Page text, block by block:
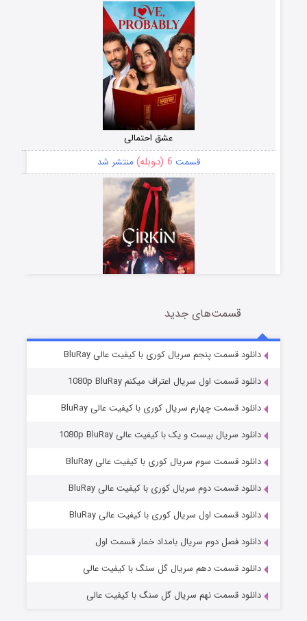
عشق احتمالی
قسمت 6 (دوبله) منتشر شد
سریال زشت
قسمت5 (زیرنویس) منتشر شد
وستی ها
قسمت1 (زیرنویس) منتشر شد
قسمت‌های جدید
دانلود قسمت پنجم سریال کوری با کیفیت عالی BluRay
دانلود قسمت اول سریال اعتراف میکنم 1080p BluRay
دانلود قسمت چهارم سریال کوری با کیفیت عالی BluRay
دانلود سریال بیست و یک با کیفیت عالی 1080p BluRay
دانلود قسمت سوم سریال کوری با کیفیت عالی BluRay
دانلود قسمت دوم سریال کوری با کیفیت عالی BluRay
دانلود قسمت اول سریال کوری با کیفیت عالی BluRay
دانلود فصل دوم سریال بامداد خمار قسمت اول
دانلود قسمت دهم سریال گل سنگ با کیفیت عالی
دانلود قسمت نهم سریال گل سنگ با کیفیت عالی